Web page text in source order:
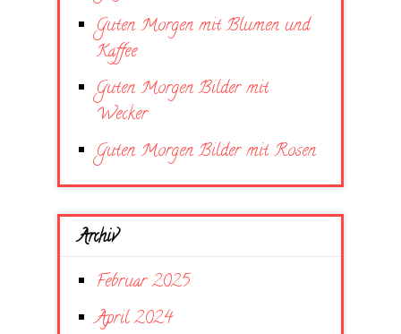
Guten Morgen mit Blumen und
Kaffee
Guten Morgen Bilder mit
Wecker
Guten Morgen Bilder mit Rosen
Archiv
Februar 2025
April 2024